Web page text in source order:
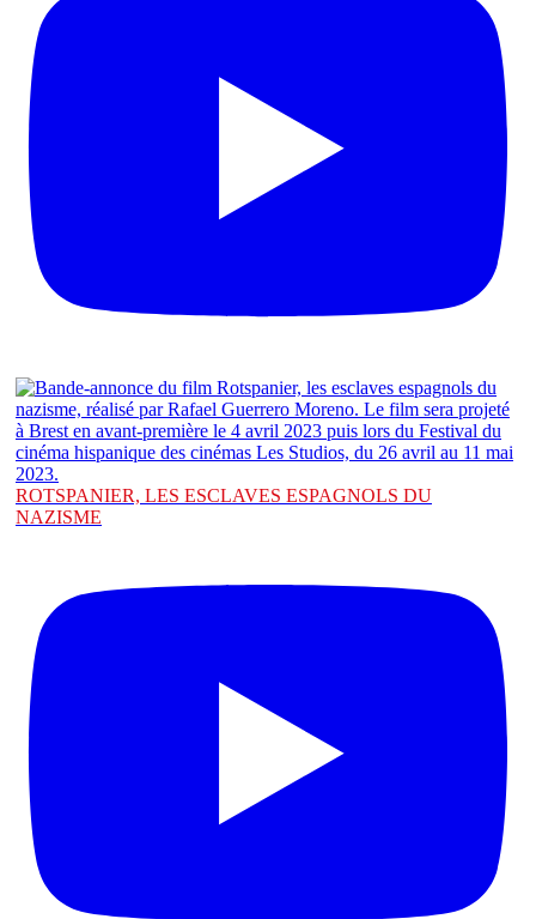
ROTSPANIER, LES ESCLAVES ESPAGNOLS DU
NAZISME